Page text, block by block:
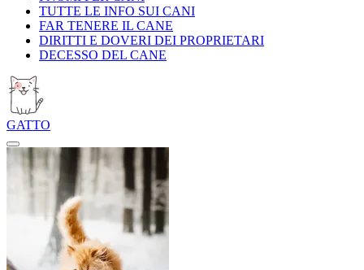
TUTTE LE INFO SUI CANI
FAR TENERE IL CANE
DIRITTI E DOVERI DEI PROPRIETARI
DECESSO DEL CANE
GATTO